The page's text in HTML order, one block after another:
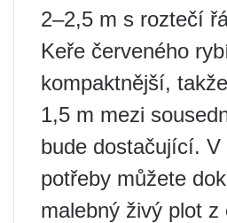
2–2,5 m s roztečí
Keře červeného
kompaktnější,
1,5 m mezi
bude dostačující. V
potřeby můžete
malebný živý plot z